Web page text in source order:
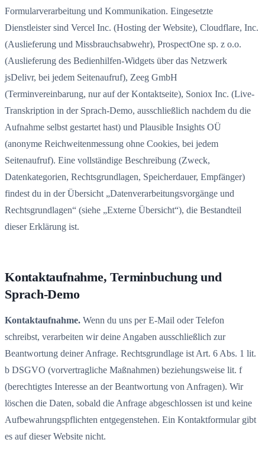
Formularverarbeitung und Kommunikation. Eingesetzte
Dienstleister sind Vercel Inc. (Hosting der Website), Cloudflare, Inc.
(Auslieferung und Missbrauchsabwehr), ProspectOne sp. z o.o.
(Auslieferung des Bedienhilfen-Widgets über das Netzwerk
jsDelivr, bei jedem Seitenaufruf), Zeeg GmbH
(Terminvereinbarung, nur auf der Kontaktseite), Soniox Inc. (Live-
Transkription in der Sprach-Demo, ausschließlich nachdem du die
Aufnahme selbst gestartet hast) und Plausible Insights OÜ
(anonyme Reichweitenmessung ohne Cookies, bei jedem
Seitenaufruf). Eine vollständige Beschreibung (Zweck,
Datenkategorien, Rechtsgrundlagen, Speicherdauer, Empfänger)
findest du in der Übersicht „Datenverarbeitungsvorgänge und
Rechtsgrundlagen“ (siehe „Externe Übersicht“), die Bestandteil
dieser Erklärung ist.
Kontaktaufnahme, Terminbuchung und
Sprach-Demo
Kontaktaufnahme. Wenn du uns per E-Mail oder Telefon
schreibst, verarbeiten wir deine Angaben ausschließlich zur
Beantwortung deiner Anfrage. Rechtsgrundlage ist Art. 6 Abs. 1 lit.
b DSGVO (vorvertragliche Maßnahmen) beziehungsweise lit. f
(berechtigtes Interesse an der Beantwortung von Anfragen). Wir
löschen die Daten, sobald die Anfrage abgeschlossen ist und keine
Aufbewahrungspflichten entgegenstehen. Ein Kontaktformular gibt
es auf dieser Website nicht.